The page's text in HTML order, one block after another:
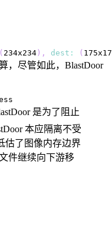
( 234x234 ) , dest : (
，尽管如此，BlastDoor
是为了阻止
本应隔离不受
估了图像内存边界
件继续向下游移